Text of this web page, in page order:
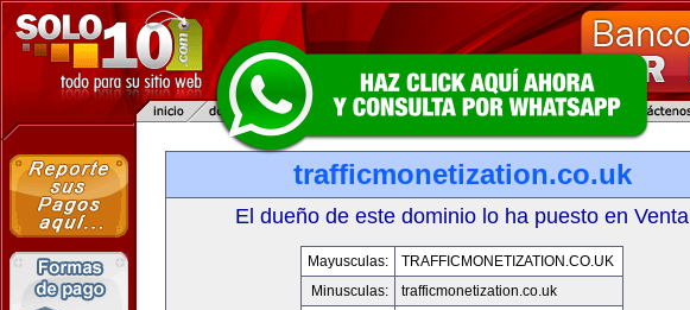
trafficmonetization.co.uk
El dueño de este dominio lo ha puesto en Venta
Mayusculas:
TRAFFICMONETIZATION.CO.UK
Minusculas:
trafficmonetization.co.uk